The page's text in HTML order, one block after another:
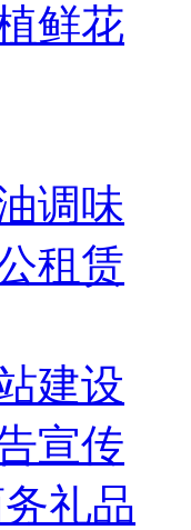
鲜花
调味
租赁
建设
宣传
礼品